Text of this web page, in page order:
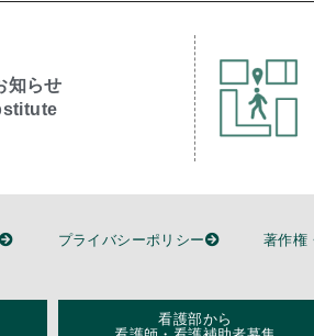
知らせ
プライバシーポリシー 著作権
看護部から